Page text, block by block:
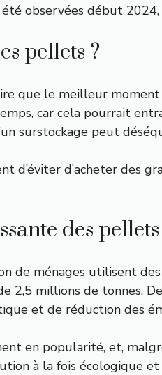
observées début
pellets ?
que le meilleur moment
car cela pourrait
surstockage peut
d’éviter d’acheter des
des
de ménages utilisent des
2,5 millions de tonnes.
et de réduction des
en popularité, et,
à la fois écologique